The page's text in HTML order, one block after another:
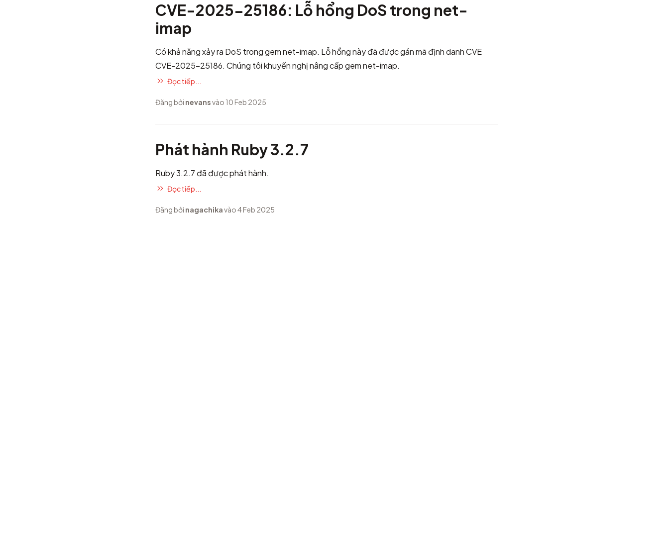
CVE-2025-25186: Lỗ hổng DoS trong net-
imap
Có khả năng xảy ra DoS trong gem net-imap. Lỗ hổng này đã được gán mã định danh CVE
CVE-2025-25186. Chúng tôi khuyến nghị nâng cấp gem net-imap.
Đọc tiếp...
Đăng bởi nevansvào 10 Feb 2025
Phát hành Ruby 3.2.7
Ruby 3.2.7 đã được phát hành.
Đọc tiếp...
Đăng bởi nagachikavào 4 Feb 2025